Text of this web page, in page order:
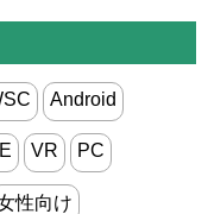
Android
VR PC
性向け